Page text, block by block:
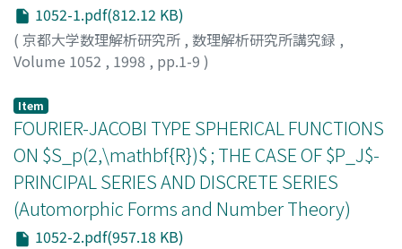
1052-1.pdf(812.12 KB)
( 京都大学数理解析研究所 , 数理解析研究所講究録 ,
Volume 1052 , 1998 , pp.1-9 )
Takao
Item
FOURIER-JACOBI TYPE SPHERICAL FUNCTIONS
ON $S_p(2,\mathbf{R})$ ; THE CASE OF $P_J$-
PRINCIPAL SERIES AND DISCRETE SERIES
(Automorphic Forms and Number Theory)
1052-2.pdf(957.18 KB)